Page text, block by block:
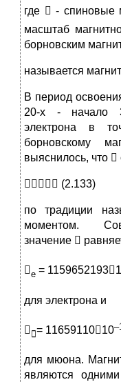
где  - спиновые
масштаб
борновским
называется
В период
20-х - начало
электрона в
борновскому
выяснилось, что 
 (2.133)
по традиции
моментом.
значение 
e =
для электрона и
 = 1165911010
для мюона.
являются